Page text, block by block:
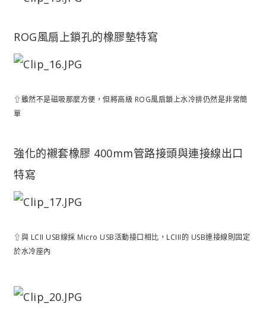
ROG風扇上鎖孔的橡膠墊特寫
⇧雖然不是磁吸那麼方便，但將高級 ROG風扇鎖上水冷排仍然是非常簡
單
強化的襯套橡膠 400mm管路接頭與連接線出口
特寫
⇧與 LCII USB線採 Micro USB活動接口相比，LCIII的 USB連接線則固定
於水冷座內